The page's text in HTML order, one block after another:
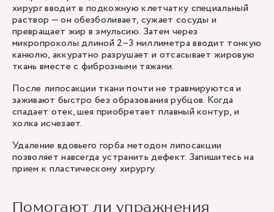
хирург вводит в подкожную клетчатку специальный
раствор — он обезболивает, сужает сосуды и
превращает жир в эмульсию. Затем через
микропроколы длиной 2–3 миллиметра вводит тонкую
канюлю, аккуратно разрушает и отсасывает жировую
ткань вместе с фиброзными тяжами.
После липосакции ткани почти не травмируются и
заживают быстро без образования рубцов. Когда
спадает отек, шея приобретает плавный контур, и
холка исчезает.
Удаление вдовьего горба методом липосакции
позволяет навсегда устранить дефект. Запишитесь на
прием к пластическому хирургу.
Помогают ли упражнения